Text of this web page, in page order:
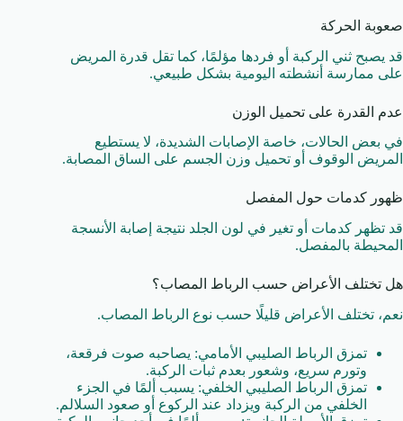
صعوبة الحركة
قد يصبح ثني الركبة أو فردها مؤلمًا، كما تقل قدرة المريض
على ممارسة أنشطته اليومية بشكل طبيعي.
عدم القدرة على تحميل الوزن
في بعض الحالات، خاصة الإصابات الشديدة، لا يستطيع
المريض الوقوف أو تحميل وزن الجسم على الساق المصابة.
ظهور كدمات حول المفصل
قد تظهر كدمات أو تغير في لون الجلد نتيجة إصابة الأنسجة
المحيطة بالمفصل.
هل تختلف الأعراض حسب الرباط المصاب؟
نعم، تختلف الأعراض قليلًا حسب نوع الرباط المصاب.
تمزق الرباط الصليبي الأمامي: يصاحبه صوت فرقعة،
وتورم سريع، وشعور بعدم ثبات الركبة.
تمزق الرباط الصليبي الخلفي: يسبب ألمًا في الجزء
الخلفي من الركبة ويزداد عند الركوع أو صعود السلالم.